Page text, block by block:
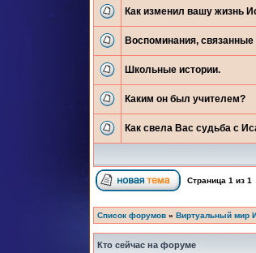
Как изменил вашу жизнь
Воспоминания,
Школьные истории.
Каким он был учителем?
Как свела Вас судьба с
Страница 1 из 1
Список форумов » Виртуальный мир
Кто сейчас на форуме